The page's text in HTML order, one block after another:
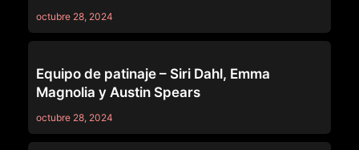
octubre 28, 2024
Equipo de patinaje – Siri Dahl, Emma
Magnolia y Austin Spears
octubre 28, 2024